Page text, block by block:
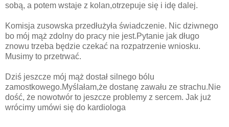
sobą, a potem wstaje z kolan,otrzepuje się i idę dalej.
Komisja zusowska przedłużyła świadczenie. Nic dziwnego
bo mój mąż zdolny do pracy nie jest.Pytanie jak długo
znowu trzeba będzie czekać na rozpatrzenie wniosku.
Musimy to przetrwać.
Dziś jeszcze mój mąż dostał silnego bólu
zamostkowego.Myślałam,że dostanę zawału ze strachu.Nie
dość, że nowotwór to jeszcze problemy z sercem. Jak już
wrócimy umówi się do kardiologa